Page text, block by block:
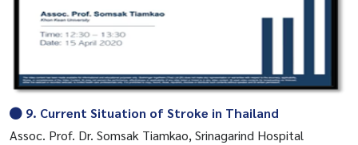
9. Current Situation of Stroke in Thailand
Assoc. Prof. Dr. Somsak Tiamkao, Srinagarind Hospital